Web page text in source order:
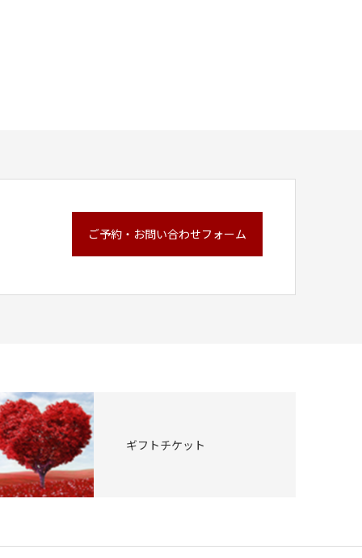
ご予約・お問い合わせフォーム
ギフトチケット